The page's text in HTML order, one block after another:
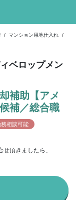
/ マンション用地仕入れ
/
ベロップメン
補助【アメ
補／総合職
相談可能
頂きましたら、